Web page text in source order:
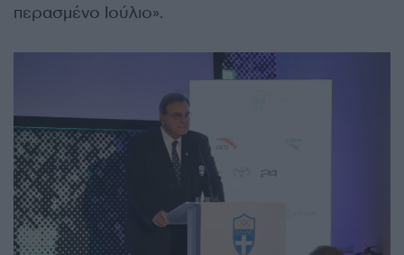
περασμένο Ιούλιο».